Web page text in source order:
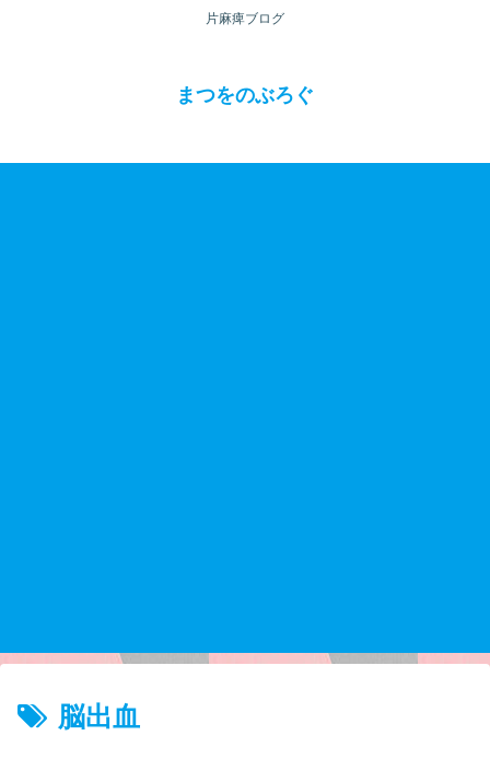
片麻痺ブログ
まつをのぶろぐ
脳出血